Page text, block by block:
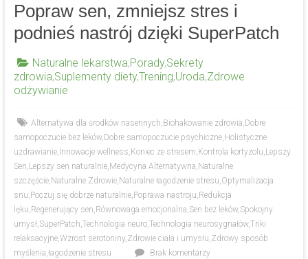
Popraw sen, zmniejsz stres i
podnieś nastrój dzięki SuperPatch
Naturalne lekarstwa,Porady,Sekrety
zdrowia,Suplementy diety,Trening,Uroda,Zdrowe
odżywianie
Alternatywa dla środków nasennych, Biohakowanie zdrowia, Dobre
samopoczucie bez leków, Dobre samopoczucie psychiczne, Holistyczne
uzdrawianie, Innowacje wellness, Koniec ze stresem, Kontrola kortyzolu, Lepszy
Sen, Lepszy sen naturalnie, Medycyna Alternatywna, Naturalne
szczęście, Naturalne Zdrowie, Naturalne łagodzenie stresu,Optymalizacja
snu, Poczuj się dobrze naturalnie, Poprawa nastroju, Redukcja
lęku, Regenerujący sen, Równowaga emocjonalna,Sen bez leków,Spokojny
umysł,SuperPatch,Technologia neuro,Technologia neurosygnałów,Triki
relaksacyjne,Wzrost serotoniny,Zdrowie ciała i umysłu,Zdrowy sposób
myślenia,łagodzenie stresu Brak komentarzy